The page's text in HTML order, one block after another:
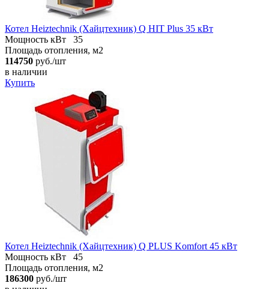
Котел Heiztechnik (Хайцтехник) Q HIT Plus 35 кВт
Мощность кВт
35
Площадь отопления, м2
114750 руб./шт
в наличии
Купить
Котел Heiztechnik (Хайцтехник) Q PLUS Komfort 45 кВт
Мощность кВт
45
Площадь отопления, м2
186300 руб./шт